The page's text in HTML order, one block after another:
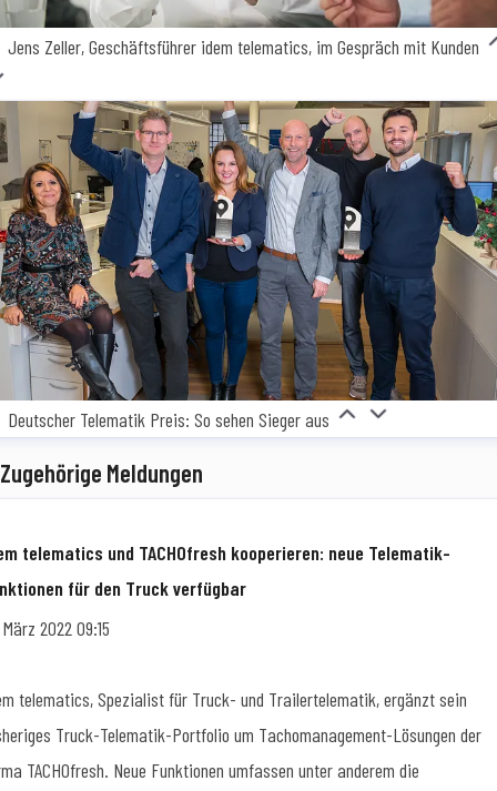
Jens Zeller, Geschäftsführer idem telematics, im Gespräch mit Kunden
Deutscher Telematik Preis: So sehen Sieger aus
Zugehörige Meldungen
telematics und TACHOfresh kooperieren: neue Telematik-
für den Truck verfügbar
März 2022 09:15
telematics, Spezialist für Truck- und Trailertelematik, ergänzt sein
Truck-Telematik-Portfolio um Tachomanagement-Lösungen der
TACHOfresh. Neue Funktionen umfassen unter anderem die